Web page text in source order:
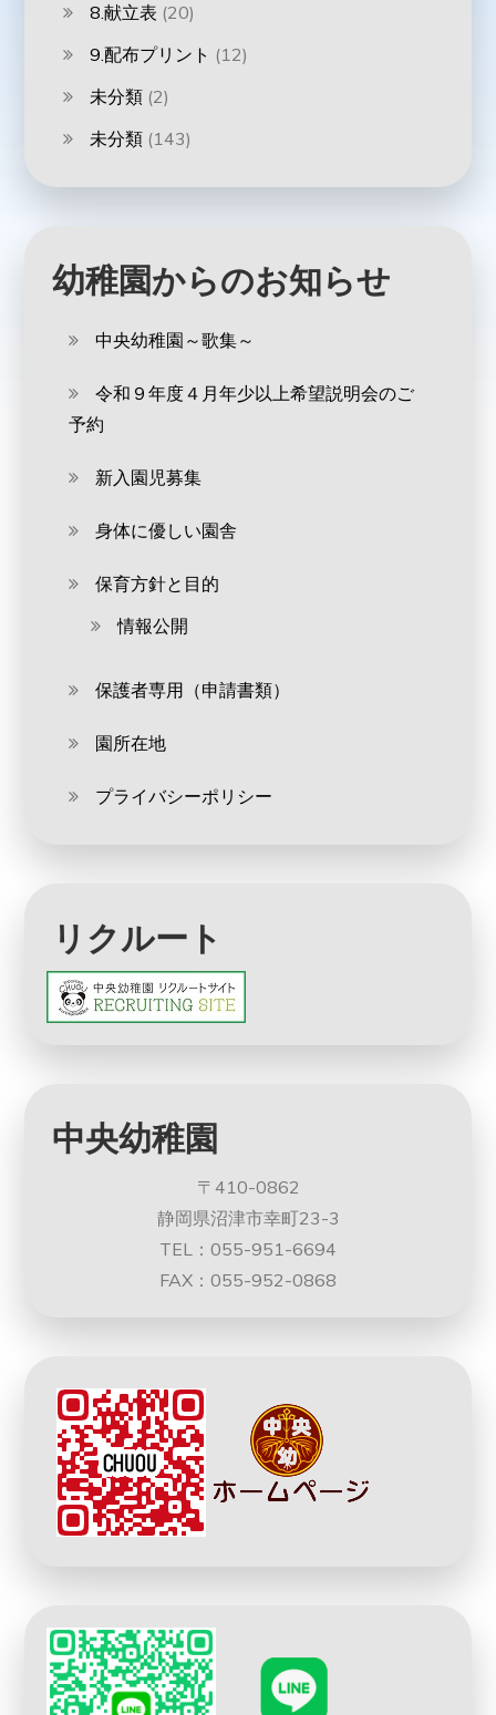
8.献立表 (20)
9.配布プリント (12)
未分類 (2)
未分類 (143)
幼稚園からのお知らせ
中央幼稚園～歌集～
令和９年度４月年少以上希望説明会のご
予約
新入園児募集
身体に優しい園舎
保育方針と目的
情報公開
保護者専用（申請書類）
園所在地
プライバシーポリシー
リクルート
中央幼稚園
〒410-0862
静岡県沼津市幸町23-3
TEL：055-951-6694
FAX：055-952-0868